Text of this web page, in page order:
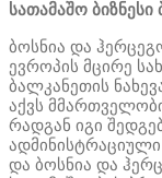
სათამაშო
ბოსნია და
ევროპის მცირე
ბალკანეთის
აქვს
რადგან იგი
და ბოსნია და